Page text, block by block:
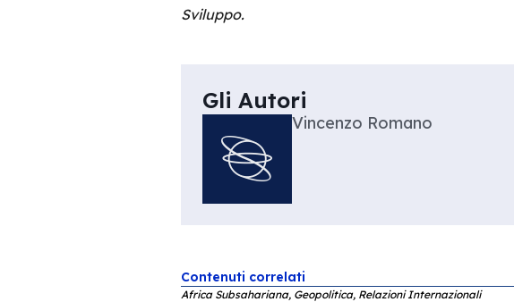
Sviluppo.
Gli Autori
Vincenzo Romano
Contenuti correlati
Africa Subsahariana, Geopolitica, Relazioni Internazionali